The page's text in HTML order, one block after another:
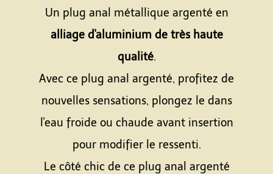
Un plug anal métallique argenté en
alliage d'aluminium de très haute
qualité.
Avec ce plug anal argenté, profitez de
nouvelles sensations, plongez le dans
l'eau froide ou chaude avant insertion
pour modifier le ressenti.
Le côté chic de ce plug anal argenté